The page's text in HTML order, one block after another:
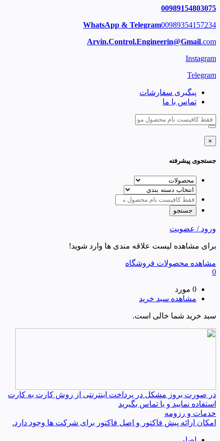
00989154803075
WhatsApp & Telegram00989354157234
Arvin.Control.Engineerin@Gmail.com
Instagram
Telegram
پیگیری سفارشات
تماس با ما
×
جستجوی پیشرفته
ورود / عضویت
برای مشاهده لیست علاقه مندی ها وارد شوید!
مشاهده محصولات فروشگاه
0
0 مورد
مشاهده سبد خرید
سبد خرید شما خالی است.
در صورت بروز مشکل در پرداخت اینترنتی از روش کارت به کارت
استفاده نمایید و یا تماس بگیرید
خدمات و رزومه
امکان ارائه پیش فاکتور و اصل فاکتور برای شرکت ها وجود دارد.